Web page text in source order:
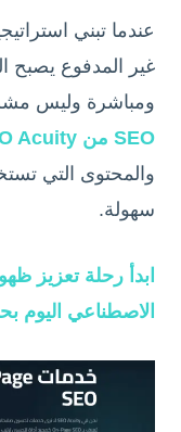
عندما تبني
ومباشرة وليس
SEO من SEO Acuity
سهولة.
ابدأ رحلة تعزيز
الاصطناعي اليوم